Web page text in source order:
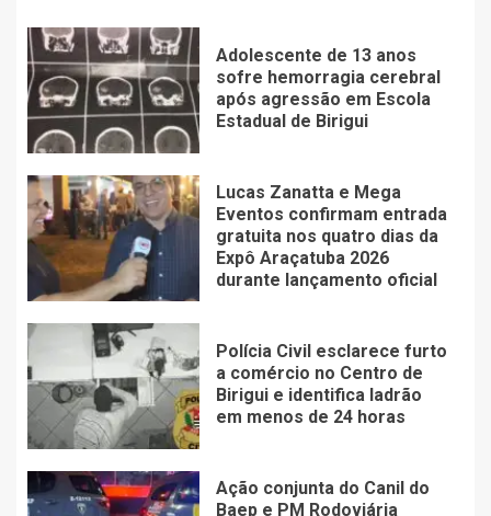
Adolescente de 13 anos
sofre hemorragia cerebral
após agressão em Escola
Estadual de Birigui
Lucas Zanatta e Mega
Eventos confirmam entrada
gratuita nos quatro dias da
Expô Araçatuba 2026
durante lançamento oficial
Polícia Civil esclarece furto
a comércio no Centro de
Birigui e identifica ladrão
em menos de 24 horas
Ação conjunta do Canil do
Baep e PM Rodoviária